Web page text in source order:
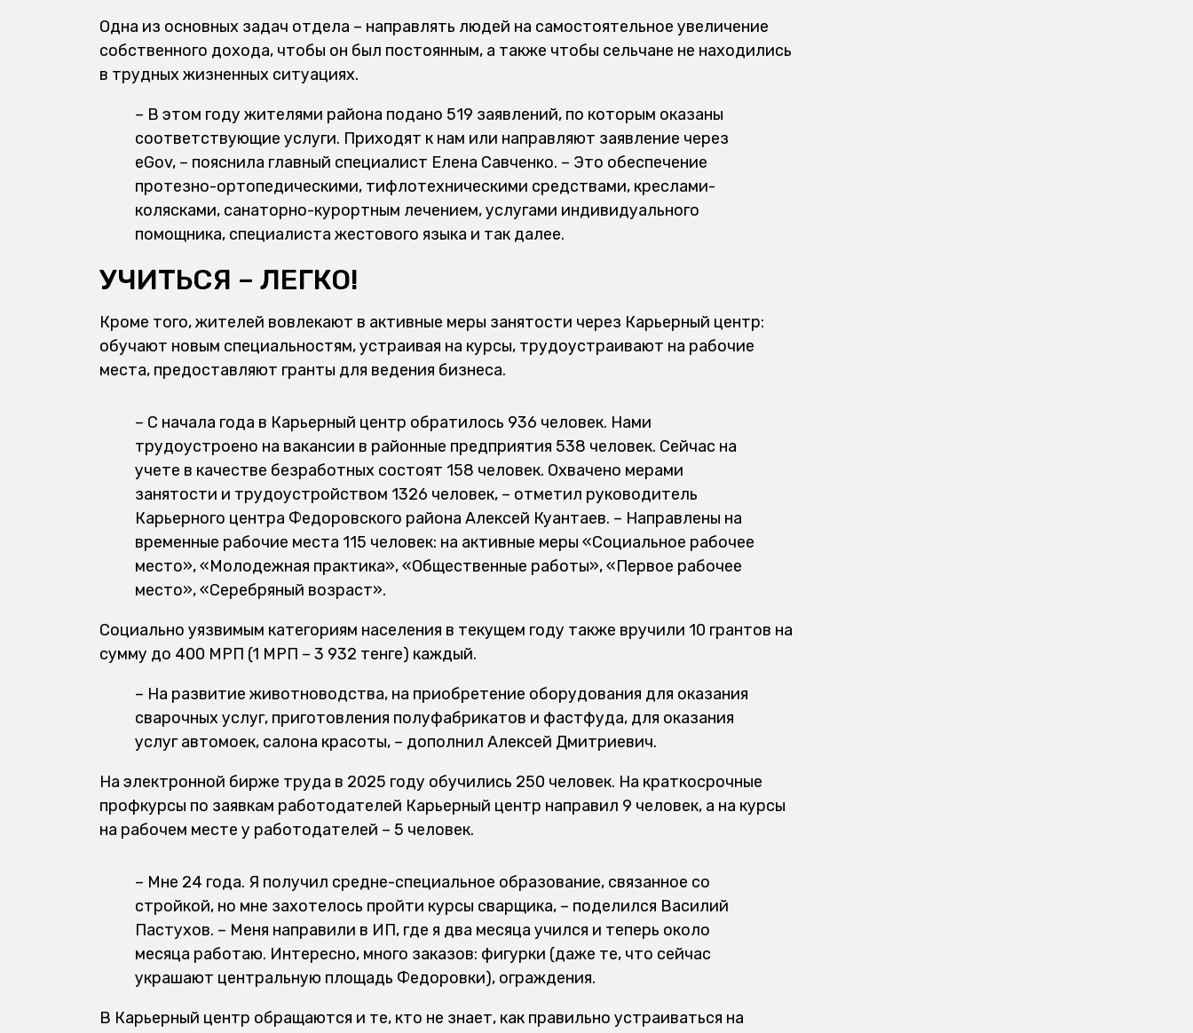
Одна из основных задач отдела – направлять людей на самостоятельное увеличение
собственного дохода, чтобы он был постоянным, а также чтобы сельчане не находились
в трудных жизненных ситуациях.
– В этом году жителями района подано 519 заявлений, по которым оказаны
соответствующие услуги. Приходят к нам или направляют заявление через
eGov, – пояснила главный специалист Елена Савченко. – Это обеспечение
протезно-ортопедическими, тифлотехническими средствами, креслами-
колясками, санаторно-курортным лечением, услугами индивидуального
помощника, специалиста жестового языка и так далее.
УЧИТЬСЯ – ЛЕГКО!
Кроме того, жителей вовлекают в активные меры занятости через Карьерный центр:
обучают новым специальностям, устраивая на курсы, трудоустраивают на рабочие
места, предоставляют гранты для ведения бизнеса.
– С начала года в Карьерный центр обратилось 936 человек. Нами
трудоустроено на вакансии в районные предприятия 538 человек. Сейчас на
учете в качестве безработных состоят 158 человек. Охвачено мерами
занятости и трудоустройством 1326 человек, – отметил руководитель
Карьерного центра Федоровского района Алексей Куантаев. – Направлены на
временные рабочие места 115 человек: на активные меры «Социальное рабочее
место», «Молодежная практика», «Общественные работы», «Первое рабочее
место», «Серебряный возраст».
Социально уязвимым категориям населения в текущем году также вручили 10 грантов на
сумму до 400 МРП (1 МРП – 3 932 тенге) каждый.
– На развитие животноводства, на приобретение оборудования для оказания
сварочных услуг, приготовления полуфабрикатов и фастфуда, для оказания
услуг автомоек, салона красоты, – дополнил Алексей Дмитриевич.
На электронной бирже труда в 2025 году обучились 250 человек. На краткосрочные
профкурсы по заявкам работодателей Карьерный центр направил 9 человек, а на курсы
на рабочем месте у работодателей – 5 человек.
– Мне 24 года. Я получил средне-специальное образование, связанное со
стройкой, но мне захотелось пройти курсы сварщика, – поделился Василий
Пастухов. – Меня направили в ИП, где я два месяца учился и теперь около
месяца работаю. Интересно, много заказов: фигурки (даже те, что сейчас
украшают центральную площадь Федоровки), ограждения.
В Карьерный центр обращаются и те, кто не знает, как правильно устраиваться на